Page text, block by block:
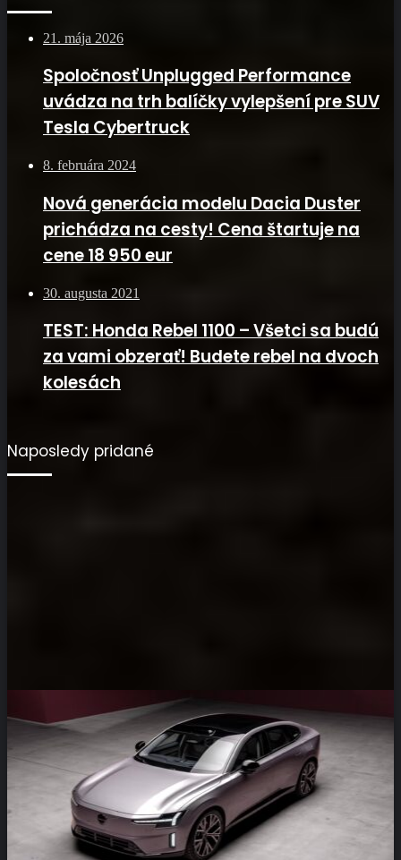
21. mája 2026
Spoločnosť Unplugged Performance
uvádza na trh balíčky vylepšení pre SUV
Tesla Cybertruck
8. februára 2024
Nová generácia modelu Dacia Duster
prichádza na cesty! Cena štartuje na
cene 18 950 eur
30. augusta 2021
TEST: Honda Rebel 1100 – Všetci sa budú
za vami obzerať! Budete rebel na dvoch
kolesách
Naposledy pridané